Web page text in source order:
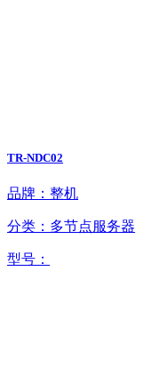
TR-NDC02
品牌：整机
分类：多节点服务器
型号：